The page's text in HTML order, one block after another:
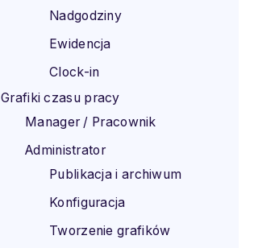
Nadgodziny
Ewidencja
Clock-in
Grafiki czasu pracy
Manager / Pracownik
Administrator
Publikacja i archiwum
Konfiguracja
Tworzenie grafików